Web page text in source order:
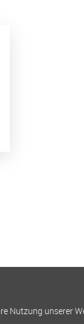
Nutzung unserer